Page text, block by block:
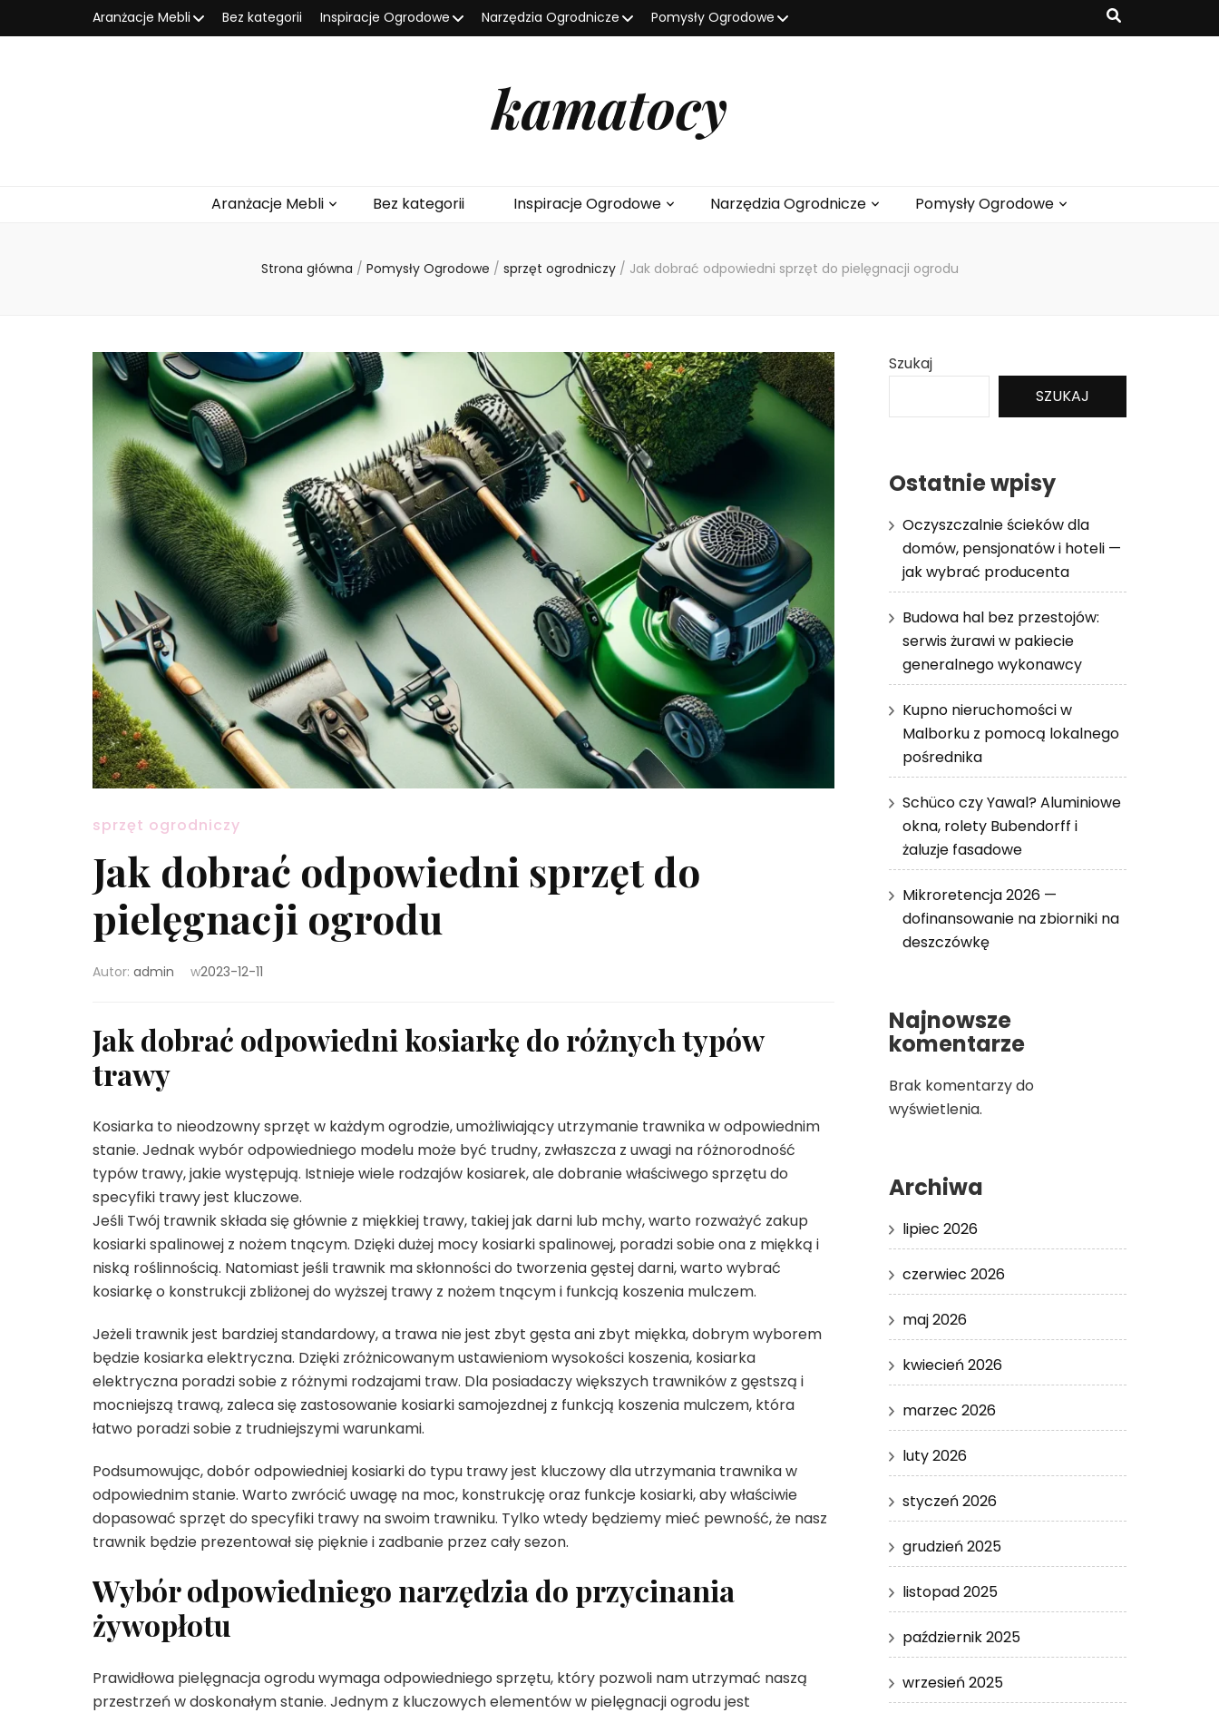
Aranżacje Mebli Bez kategorii Inspiracje Ogrodowe Narzędzia Ogrodnicze Pomysły Ogrodowe
kamatocy
Aranżacje Mebli Bez kategorii Inspiracje Ogrodowe Narzędzia Ogrodnicze Pomysły Ogrodowe
Strona główna / Pomysły Ogrodowe / sprzęt ogrodniczy / Jak dobrać odpowiedni sprzęt do pielęgnacji ogrodu
sprzęt ogrodniczy
Jak dobrać odpowiedni sprzęt do
pielęgnacji ogrodu
Autor: admin w2023-12-11
Jak dobrać odpowiedni kosiarkę do różnych typów
trawy
Kosiarka to nieodzowny sprzęt w każdym ogrodzie, umożliwiający utrzymanie trawnika w odpowiednim
stanie. Jednak wybór odpowiedniego modelu może być trudny, zwłaszcza z uwagi na różnorodność
typów trawy, jakie występują. Istnieje wiele rodzajów kosiarek, ale dobranie właściwego sprzętu do
specyfiki trawy jest kluczowe.
Jeśli Twój trawnik składa się głównie z miękkiej trawy, takiej jak darni lub mchy, warto rozważyć zakup
kosiarki spalinowej z nożem tnącym. Dzięki dużej mocy kosiarki spalinowej, poradzi sobie ona z miękką i
niską roślinnością. Natomiast jeśli trawnik ma skłonności do tworzenia gęstej darni, warto wybrać
kosiarkę o konstrukcji zbliżonej do wyższej trawy z nożem tnącym i funkcją koszenia mulczem.
Jeżeli trawnik jest bardziej standardowy, a trawa nie jest zbyt gęsta ani zbyt miękka, dobrym wyborem
będzie kosiarka elektryczna. Dzięki zróżnicowanym ustawieniom wysokości koszenia, kosiarka
elektryczna poradzi sobie z różnymi rodzajami traw. Dla posiadaczy większych trawników z gęstszą i
mocniejszą trawą, zaleca się zastosowanie kosiarki samojezdnej z funkcją koszenia mulczem, która
łatwo poradzi sobie z trudniejszymi warunkami.
Podsumowując, dobór odpowiedniej kosiarki do typu trawy jest kluczowy dla utrzymania trawnika w
odpowiednim stanie. Warto zwrócić uwagę na moc, konstrukcję oraz funkcje kosiarki, aby właściwie
dopasować sprzęt do specyfiki trawy na swoim trawniku. Tylko wtedy będziemy mieć pewność, że nasz
trawnik będzie prezentował się pięknie i zadbanie przez cały sezon.
Wybór odpowiedniego narzędzia do przycinania
żywopłotu
Prawidłowa pielęgnacja ogrodu wymaga odpowiedniego sprzętu, który pozwoli nam utrzymać naszą
przestrzeń w doskonałym stanie. Jednym z kluczowych elementów w pielęgnacji ogrodu jest
Szukaj
SZUKAJ
Ostatnie wpisy
Oczyszczalnie ścieków dla
domów, pensjonatów i hoteli —
jak wybrać producenta
Budowa hal bez przestojów:
serwis żurawi w pakiecie
generalnego wykonawcy
Kupno nieruchomości w
Malborku z pomocą lokalnego
pośrednika
Schüco czy Yawal? Aluminiowe
okna, rolety Bubendorff i
żaluzje fasadowe
Mikroretencja 2026 —
dofinansowanie na zbiorniki na
deszczówkę
Najnowsze
komentarze
Brak komentarzy do
wyświetlenia.
Archiwa
lipiec 2026
czerwiec 2026
maj 2026
kwiecień 2026
marzec 2026
luty 2026
styczeń 2026
grudzień 2025
listopad 2025
październik 2025
wrzesień 2025